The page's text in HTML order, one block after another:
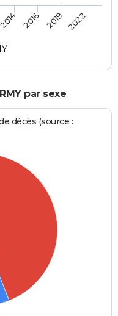
2014 2016 2019 2022
par sexe
décès (source :